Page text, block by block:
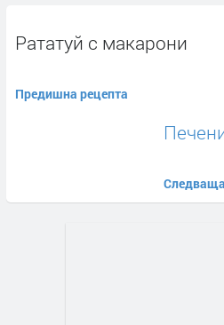
Рататуй с макарони
Предишна рецепта